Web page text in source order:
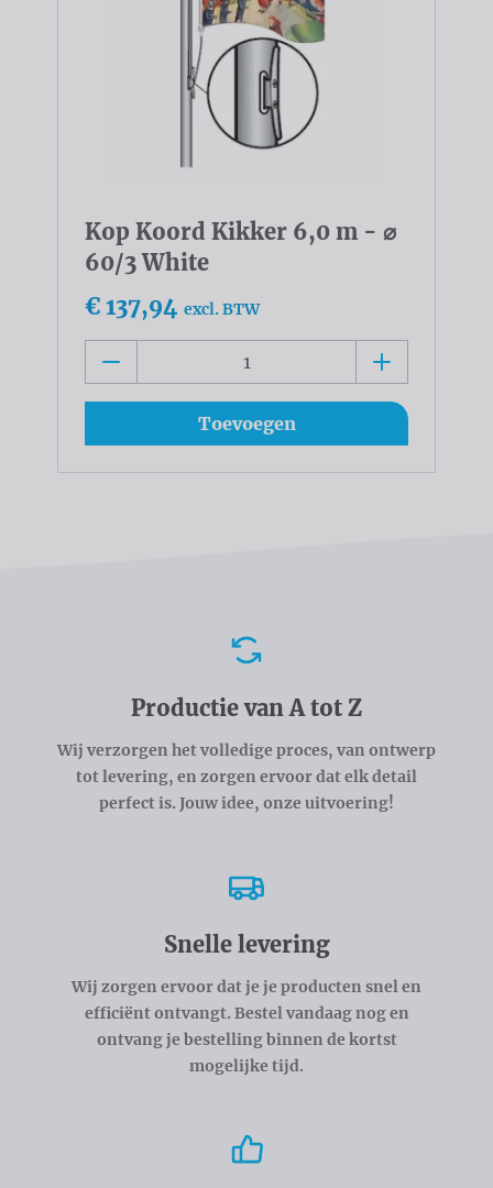
Kop Koord Kikker 6,0 m - ⌀
60/3 White
€ 137,94 excl. BTW
Toevoegen
Productie van A tot Z
Wij verzorgen het volledige proces, van ontwerp
tot levering, en zorgen ervoor dat elk detail
perfect is. Jouw idee, onze uitvoering!
Snelle levering
Wij zorgen ervoor dat je je producten snel en
efficiënt ontvangt. Bestel vandaag nog en
ontvang je bestelling binnen de kortst
mogelijke tijd.